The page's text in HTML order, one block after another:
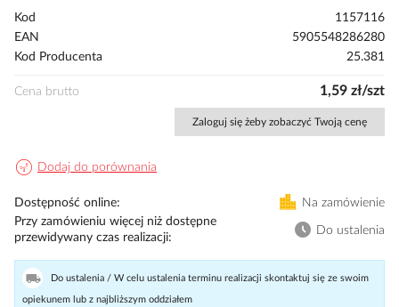
początek
Kod
1157116
EAN
5905548286280
Kod Producenta
25.381
Cena brutto 1,59 zł/szt
Zaloguj się żeby zobaczyć Twoją cenę
Dodaj do porównania
Dostępność online
Na zamówienie
Przy zamówieniu więcej niż dostępne
przewidywany czas realizacji
Do ustalenia
Do ustalenia / W celu ustalenia terminu realizacji skontaktuj się ze swoim
opiekunem lub z najbliższym oddziałem